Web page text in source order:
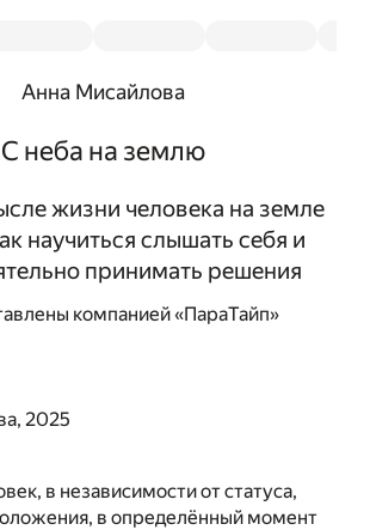
Анна Мисайлова
С неба на землю
жизни человека на земле
научиться слышать себя и
принимать решения
компанией «ПараТайп»
2025
в независимости от статуса,
в определённый момент